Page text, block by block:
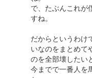
で、たぶんこれが
すね。
だからというわけ
いなのをまとめて
のを全部壊したい
今までで一番人を